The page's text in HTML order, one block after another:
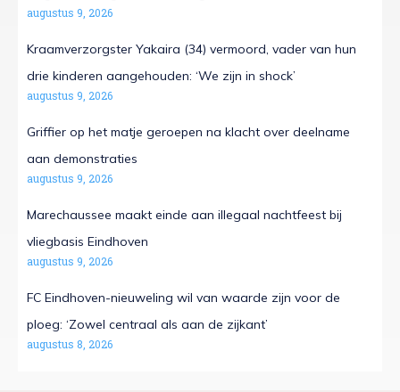
augustus 9, 2026
Kraamverzorgster Yakaira (34) vermoord, vader van hun
drie kinderen aangehouden: ‘We zijn in shock’
augustus 9, 2026
Griffier op het matje geroepen na klacht over deelname
aan demonstraties
augustus 9, 2026
Marechaussee maakt einde aan illegaal nachtfeest bij
vliegbasis Eindhoven
augustus 9, 2026
FC Eindhoven-nieuweling wil van waarde zijn voor de
ploeg: ‘Zowel centraal als aan de zijkant’
augustus 8, 2026